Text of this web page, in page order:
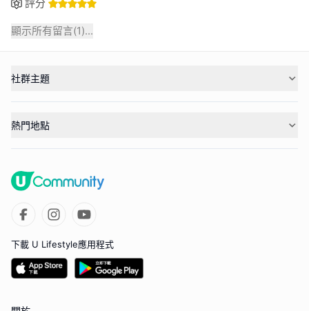
評分
顯示所有留言(1)...
社群主題
熱門地點
下載 U Lifestyle應用程式